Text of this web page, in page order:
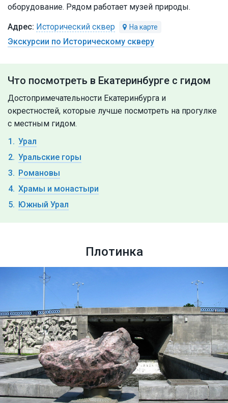
оборудование. Рядом работает музей природы.
Исторический сквер
Экскурсии по Историческому скверу
Что посмотреть в Екатеринбурге с гидом
Достопримечательности Екатеринбурга и
окрестностей, которые лучше посмотреть на прогулке
с местным гидом.
Урал
Уральские горы
Романовы
Храмы и монастыри
Южный Урал
Плотинка